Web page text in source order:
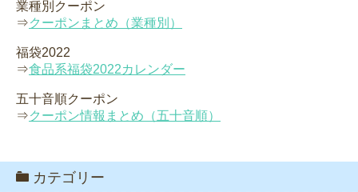
業種別クーポン
⇒クーポンまとめ（業種別）
福袋2022
⇒食品系福袋2022カレンダー
五十音順クーポン
⇒クーポン情報まとめ（五十音順）
カテゴリー